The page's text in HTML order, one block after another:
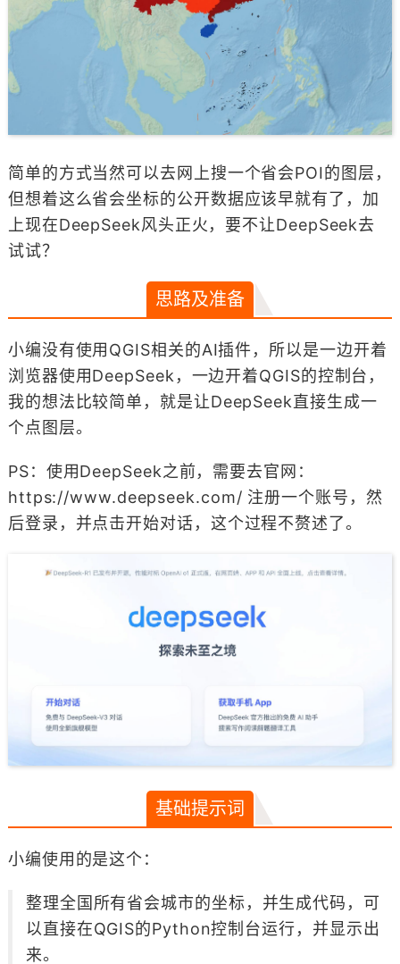
简单的方式当然可以去网上搜一个省会POI的图层，
但想着这么省会坐标的公开数据应该早就有了，加
上现在DeepSeek风头正火，要不让DeepSeek去
试试？
思路及准备
小编没有使用QGIS相关的AI插件，所以是一边开着
浏览器使用DeepSeek，一边开着QGIS的控制台，
我的想法比较简单，就是让DeepSeek直接生成一
个点图层。
PS：使用DeepSeek之前，需要去官网：
https://www.deepseek.com/ 注册一个账号，然
后登录，并点击开始对话，这个过程不赘述了。
基础提示词
小编使用的是这个：
整理全国所有省会城市的坐标，并生成代码，可
以直接在QGIS的Python控制台运行，并显示出
来。